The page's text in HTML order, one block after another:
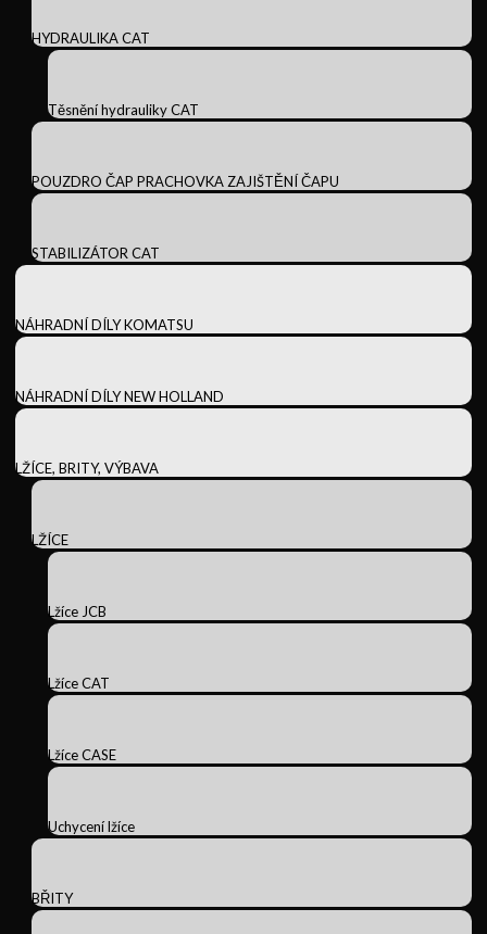
HYDRAULIKA CAT
Těsnění hydrauliky CAT
POUZDRO ČAP PRACHOVKA ZAJIŠTĚNÍ ČAPU
STABILIZÁTOR CAT
NÁHRADNÍ DÍLY KOMATSU
NÁHRADNÍ DÍLY NEW HOLLAND
LŽÍCE, BRITY, VÝBAVA
LŽÍCE
Lžíce JCB
Lžíce CAT
Lžíce CASE
Uchycení lžíce
BŘITY